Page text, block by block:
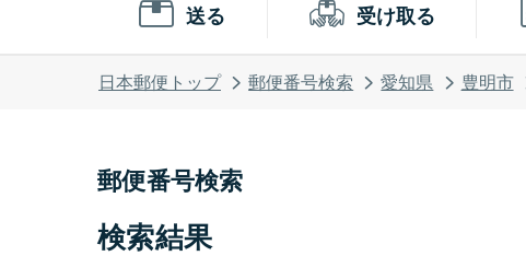
送る 受け取る
日本郵便トップ 郵便番号検索 愛知県 豊明市
郵便番号検索
検索結果